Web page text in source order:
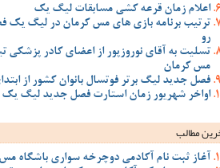
اعلام زمان قرعه کشی مسابقات لیگ یک
ترتیب برنامه بازی های مس کرمان در لیگ یک
رو
تسلیت به آقای نوروزپور از اعضای کادر پزشکی
مس کرمان
فصل جدید لیگ برتر فوتسال بانوان کشور از
اواخر شهریور زمان استارت فصل جدید لیگ یک
مطالب
آغاز ثبت نام آکادمی دوچرخه سواری باشگاه